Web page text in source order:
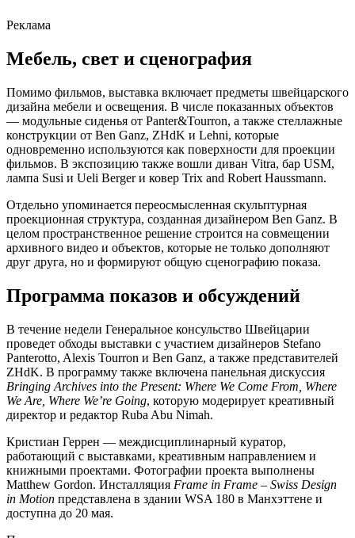
Реклама
Мебель, свет и сценография
Помимо фильмов, выставка включает предметы швейцарского
дизайна мебели и освещения. В числе показанных объектов
— модульные сиденья от Panter&Tourron, а также стеллажные
конструкции от Ben Ganz, ZHdK и Lehni, которые
одновременно используются как поверхности для проекции
фильмов. В экспозицию также вошли диван Vitra, бар USM,
лампа Susi и Ueli Berger и ковер Trix and Robert Haussmann.
Отдельно упоминается переосмысленная скульптурная
проекционная структура, созданная дизайнером Ben Ganz. В
целом пространственное решение строится на совмещении
архивного видео и объектов, которые не только дополняют
друг друга, но и формируют общую сценографию показа.
Программа показов и обсуждений
В течение недели Генеральное консульство Швейцарии
проведет обходы выставки с участием дизайнеров Stefano
Panterotto, Alexis Tourron и Ben Ganz, а также представителей
ZHdK. В программу также включена панельная дискуссия
Bringing Archives into the Present: Where We Come From, Where
We Are, Where We’re Going, которую модерирует креативный
директор и редактор Ruba Abu Nimah.
Кристиан Геррен — междисциплинарный куратор,
работающий с выставками, креативным направлением и
книжными проектами. Фотографии проекта выполнены
Matthew Gordon. Инсталляция Frame in Frame – Swiss Design
in Motion представлена в здании WSA 180 в Манхэттене и
доступна до 20 мая.